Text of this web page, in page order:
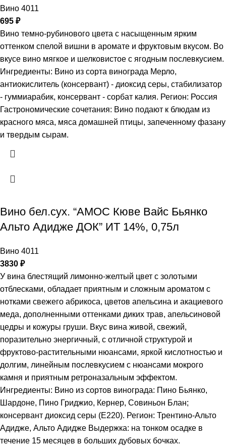
Вино 4011
695 ₽
Вино темно-рубинового цвета с насыщенным ярким
оттенком спелой вишни в аромате и фруктовым вкусом. Во
вкусе вино мягкое и шелковистое с ягодным послевкусием.
Ингредиенты: Вино из сорта винограда Мерло,
антиокислитель (консервант) - диоксид серы, стабилизатор
- гуммиарабик, консервант - сорбат калия. Регион: Россия
Гастрономические сочетания: Вино подают к блюдам из
красного мяса, мяса домашней птицы, запеченному фазану
и твердым сырам.
Вино бел.сух. “АМОС Кюве Вайс Бьянко
Альто Адидже ДОК” ИТ 14%, 0,75л
Вино 4011
3830 ₽
У вина блестящий лимонно-желтый цвет с золотыми
отблесками, обладает приятным и сложным ароматом с
нотками свежего абрикоса, цветов апельсина и акациевого
меда, дополненными оттенками диких трав, апельсиновой
цедры и кожуры груши. Вкус вина живой, свежий,
поразительно энергичный, с отличной структурой и
фруктово-растительными нюансами, яркой кислотностью и
долгим, линейным послевкусием с нюансами мокрого
камня и приятным ретроназальным эффектом.
Ингредиенты: Вино из сортов винограда: Пино Бьянко,
Шардоне, Пино Гриджио, Кернер, Совиньон Блан;
консервант диоксид серы (Е220). Регион: Трентино-Альто
Адидже, Альто Адидже Выдержка: на тонком осадке в
течение 15 месяцев в больших дубовых бочках.